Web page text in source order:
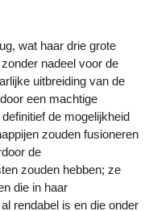
wat haar drie grote
nadeel voor de
uitbreiding van de
een machtige
de mogelijkheid
zouden fusioneren
de
zouden hebben; ze
die in haar
rendabel is en die onder